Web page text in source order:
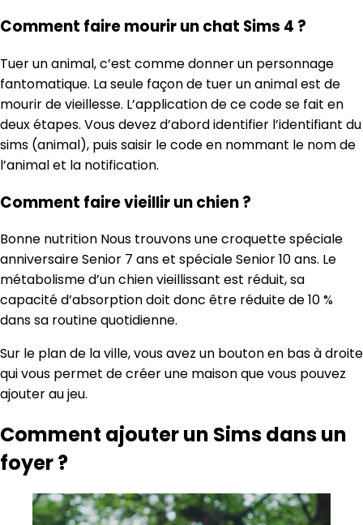
Comment faire mourir un chat Sims 4 ?
Tuer un animal, c’est comme donner un personnage
fantomatique. La seule façon de tuer un animal est de
mourir de vieillesse. L’application de ce code se fait en
deux étapes. Vous devez d’abord identifier l’identifiant du
sims (animal), puis saisir le code en nommant le nom de
l’animal et la notification.
Comment faire vieillir un chien ?
Bonne nutrition Nous trouvons une croquette spéciale
anniversaire Senior 7 ans et spéciale Senior 10 ans. Le
métabolisme d’un chien vieillissant est réduit, sa
capacité d’absorption doit donc être réduite de 10 %
dans sa routine quotidienne.
Sur le plan de la ville, vous avez un bouton en bas à droite
qui vous permet de créer une maison que vous pouvez
ajouter au jeu.
Comment ajouter un Sims dans un
foyer ?